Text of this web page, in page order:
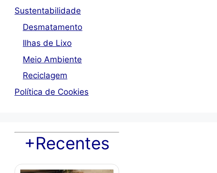
Sustentabilidade
Desmatamento
Ilhas de Lixo
Meio Ambiente
Reciclagem
Política de Cookies
+Recentes